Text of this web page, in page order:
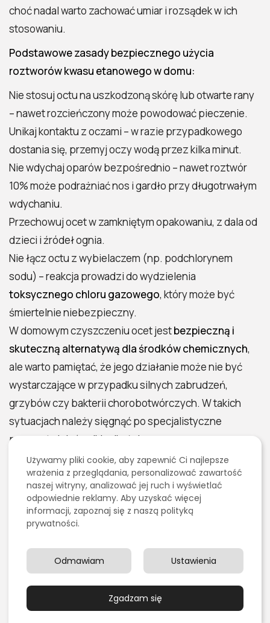
2026 Polecosystem - Wszelkie prawa
zastrzeżone. Treści zawarte na stronie
chronione są prawem autorskim.
choć nadal warto zachować umiar i rozsądek w ich
stosowaniu.
Podstawowe zasady bezpiecznego użycia
roztworów kwasu etanowego w domu:
Nie stosuj octu na uszkodzoną skórę lub otwarte rany
– nawet rozcieńczony może powodować pieczenie.
Unikaj kontaktu z oczami – w razie przypadkowego
dostania się, przemyj oczy wodą przez kilka minut.
Nie wdychaj oparów bezpośrednio – nawet roztwór
10% może podrażniać nos i gardło przy długotrwałym
wdychaniu.
Przechowuj ocet w zamkniętym opakowaniu, z dala od
dzieci i źródeł ognia.
Nie łącz octu z wybielaczem (np. podchlorynem
sodu) – reakcja prowadzi do wydzielenia
toksycznego chloru gazowego, który może być
śmiertelnie niebezpieczny.
W domowym czyszczeniu ocet jestbezpieczną i
skuteczną alternatywą dla środków chemicznych,
ale warto pamiętać, że jego działanie może nie być
wystarczające w przypadku silnych zabrudzeń,
grzybów czy bakterii chorobotwórczych. W takich
sytuacjach należy sięgnąć po specjalistyczne
preparaty lub środki odkażające.
W kuchni i dieciekwas etanowy (ocet) znajduje
zastosowanie w konserwowaniu żywności, jako
składnik sosów, marynat i dressingów. Dla osób z
chorobami żołądka (np. refluks, wrzody) nadmierne
jednak powodować
dolegliwości trawienne , dlatego w
takich przypadkach zaleca sięograniczenie lub
eliminację octu z diety.
Świadome i ostrożne korzystanie z kwasu etanowego
Używamy pliki cookie, aby zapewnić Ci najlepsze
wrażenia z przeglądania, personalizować zawartość
naszej witryny, analizować jej ruch i wyświetlać
odpowiednie reklamy. Aby uzyskać więcej
informacji, zapoznaj się z naszą polityką
prywatności.
Zgadzam się
Ustawienia
Odmawiam